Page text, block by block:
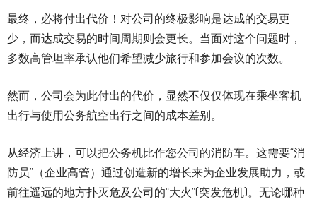
最终，必将付出代价！对公司的终极影响是达成的交易更
少，而达成交易的时间周期则会更长。当面对这个问题时，
多数高管坦率承认他们希望减少旅行和参加会议的次数。
然而，公司会为此付出的代价，显然不仅仅体现在乘坐客机
出行与使用公务航空出行之间的成本差别。
从经济上讲，可以把公务机比作您公司的消防车。这需要“消
防员”（企业高管）通过创造新的增长来为企业发展助力，或
前往遥远的地方扑灭危及公司的“大火”(突发危机)。无论哪种